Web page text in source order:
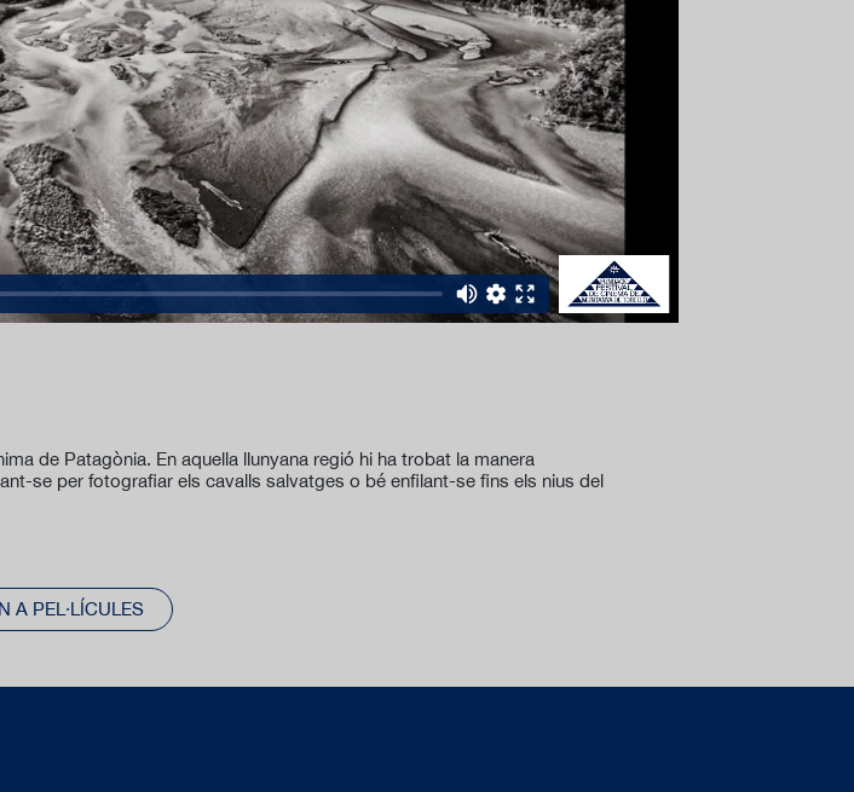
de Patagònia. En aquella llunyana regió hi ha trobat la manera
se per fotografiar els cavalls salvatges o bé enfilant-se fins els nius del
A PEL·LÍCULES